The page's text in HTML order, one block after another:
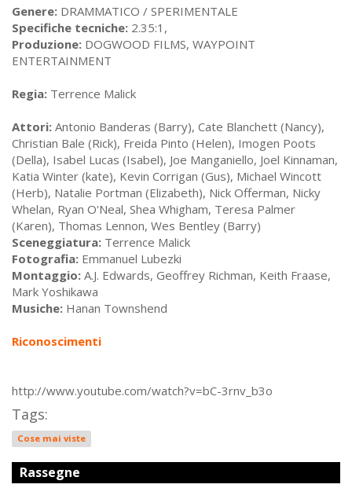
Genere: DRAMMATICO / SPERIMENTALE
Specifiche tecniche: 2.35:1,
Produzione: DOGWOOD FILMS, WAYPOINT
ENTERTAINMENT
Regia: Terrence Malick
Attori: Antonio Banderas (Barry), Cate Blanchett (Nancy),
Christian Bale (Rick), Freida Pinto (Helen), Imogen Poots
(Della), Isabel Lucas (Isabel), Joe Manganiello, Joel Kinnaman,
Katia Winter (kate), Kevin Corrigan (Gus), Michael Wincott
(Herb), Natalie Portman (Elizabeth), Nick Offerman, Nicky
Whelan, Ryan O'Neal, Shea Whigham, Teresa Palmer
(Karen), Thomas Lennon, Wes Bentley (Barry)
Sceneggiatura: Terrence Malick
Fotografia: Emmanuel Lubezki
Montaggio: A.J. Edwards, Geoffrey Richman, Keith Fraase,
Mark Yoshikawa
Musiche: Hanan Townshend
Riconoscimenti
http://www.youtube.com/watch?v=bC-3rnv_b3o
Tags:
Cose mai viste
Rassegne